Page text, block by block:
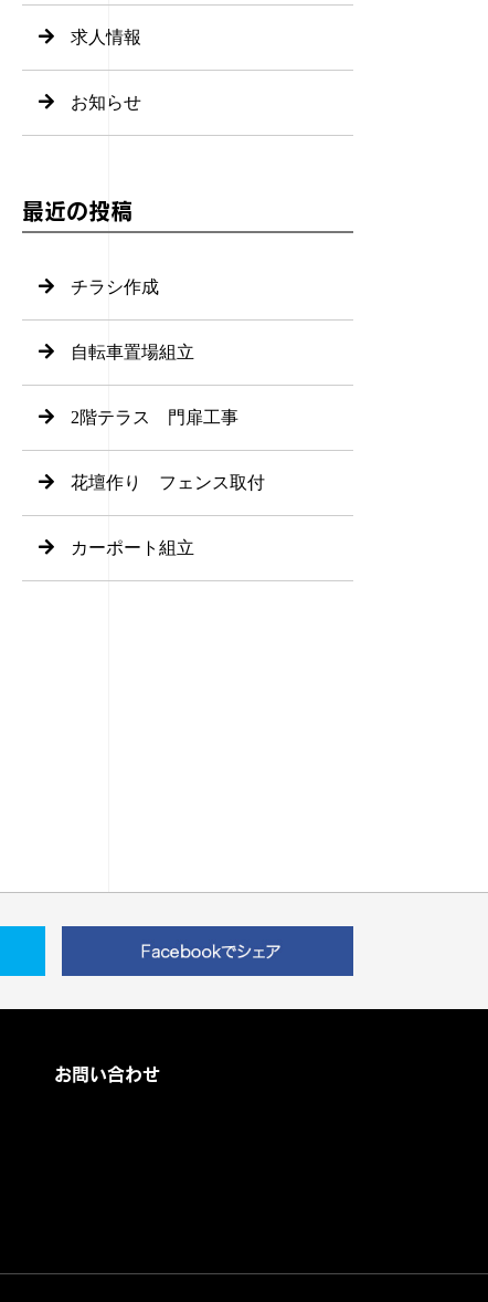
求人情報
お知らせ
最近の投稿
チラシ作成
自転車置場組立
2階テラス 門扉工事
花壇作り フェンス取付
カーポート組立
お問い合わせ